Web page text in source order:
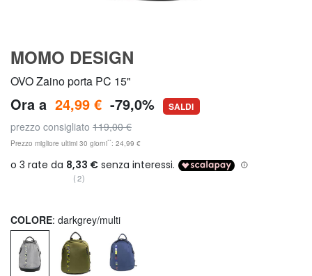
MOMO DESIGN
OVO Zaino porta PC 15"
Ora a 24,99 € -79,0% SALDI
prezzo consigliato 119,00 €
Prezzo migliore ultimi 30 giorni**: 24,99 €
(2)
COLORE: darkgrey/multi